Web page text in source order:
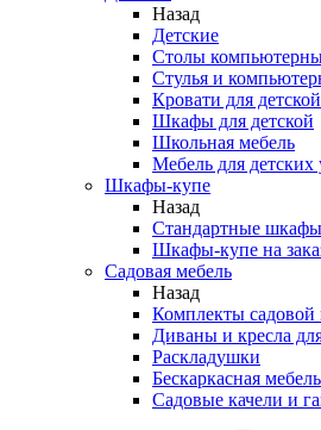
Назад
Детские
Столы
Стулья и
Кровати для детской
Шкафы для детской
Школьная мебель
Мебель для
Шкафы-купе
Назад
Стандартные
Шкафы-купе на
Садовая мебель
Назад
Комплекты садовой
Диваны и кресла
Раскладушки
Бескаркасная мебель
Садовые качели и